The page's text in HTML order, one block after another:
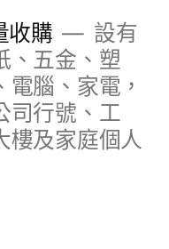
收購
設有
、五金、塑
腦、家電，
司行號、工
樓及家庭個人